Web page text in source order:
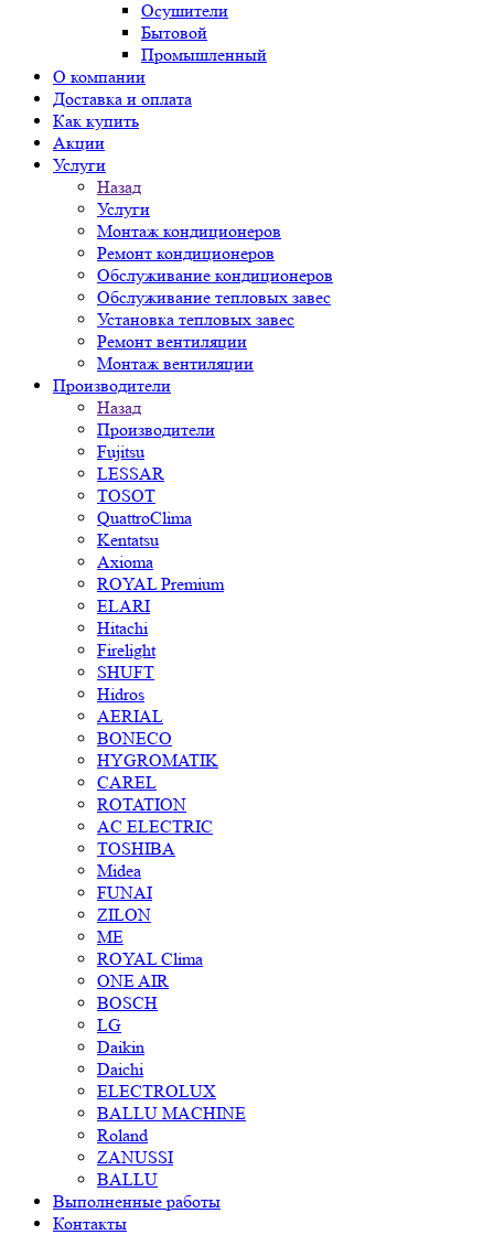
Осушители
Бытовой
Промышленный
О компании
Доставка и оплата
Как купить
Акции
Услуги
Назад
Услуги
Монтаж кондиционеров
Ремонт кондиционеров
Обслуживание кондиционеров
Обслуживание тепловых завес
Установка тепловых завес
Ремонт вентиляции
Монтаж вентиляции
Производители
Назад
Производители
Fujitsu
LESSAR
TOSOT
QuattroClima
Kentatsu
Axioma
ROYAL Premium
ELARI
Hitachi
Firelight
SHUFT
Hidros
AERIAL
BONECO
HYGROMATIK
CAREL
ROTATION
AC ELECTRIC
TOSHIBA
Midea
FUNAI
ZILON
ME
ROYAL Clima
ONE AIR
BOSCH
LG
Daikin
Daichi
ELECTROLUX
BALLU MACHINE
Roland
ZANUSSI
BALLU
Выполненные работы
Контакты